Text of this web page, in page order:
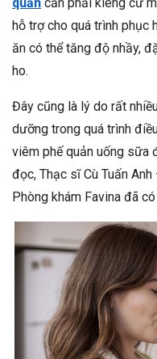
hỗ trợ cho quá trình phục
ăn có thể tăng độ nhầy,
ho.
Đây cũng là lý do rất
dưỡng trong quá trình
viêm phế quản uống sữa
đọc, Thạc sĩ Cù Tuấn
Phòng khám Favina đã